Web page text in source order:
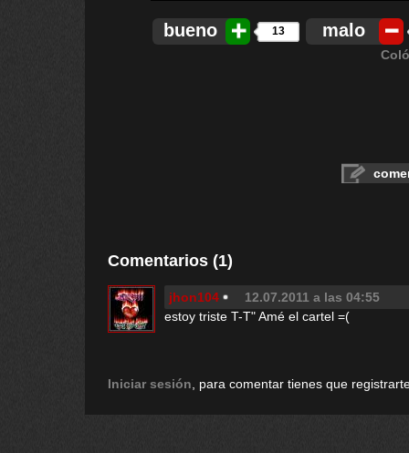
bueno 13 malo
Comentarios (1)
jhon104
12.07.2011 a las 04:55
estoy triste T-T" Amé el cartel =(
Iniciar sesión , para comentar tienes que